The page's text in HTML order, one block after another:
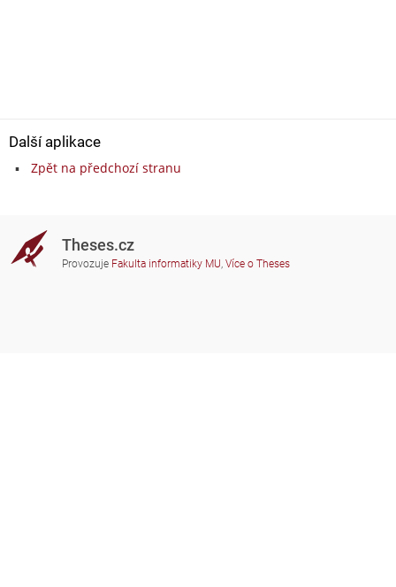
Další aplikace
Zpět na předchozí stranu
Theses.cz
Provozuje Fakulta informatiky MU, Více o Theses